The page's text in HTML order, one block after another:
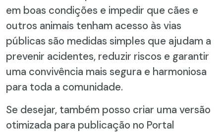
em boas condições e impedir que cães e
outros animais tenham acesso às vias
públicas são medidas simples que ajudam a
prevenir acidentes, reduzir riscos e garantir
uma convivência mais segura e harmoniosa
para toda a comunidade.
Se desejar, também posso criar uma versão
otimizada para publicação no Portal